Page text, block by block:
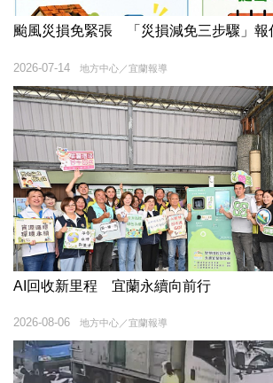
颱風災損免緊張 「災損減免三步驟」報
地方中心／宜蘭報導
2026-07-14
AI回收新里程 宜蘭永續向前行
地方中心／宜蘭報導
2026-08-06